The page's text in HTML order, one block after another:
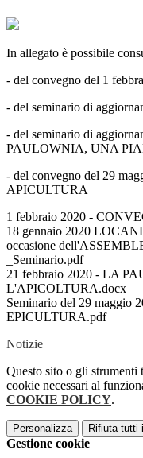
In allegato è possibile
- del convegno del 1
- del seminario di
- del seminario di
PAULOWNIA, UNA
- del convegno del 29
APICULTURA
1 febbraio 2020 -
18 gennaio 2020
occasione
_Seminario.pdf
21 febbraio 2020 - LA
L'APICOLTURA.docx
Seminario del 29
EPICULTURA.pdf
Notizie
Questo sito o gli strumenti
cookie necessari al
COOKIE POLICY.
Personalizza Rifiuta tutti
Gestione cookie